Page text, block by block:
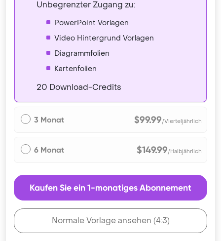
Unbegrenzter Zugang zu:
PowerPoint Vorlagen
Video Hintergrund Vorlagen
Diagrammfolien
Kartenfolien
20 Download-Credits
3 Monat $99.99/Vierteljährlich
6 Monat $149.99/Halbjährlich
Kaufen Sie ein 1-monatiges Abonnement
Normale Vorlage ansehen (4:3)